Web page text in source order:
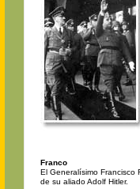
Franco
El Generalísimo Francisco
de su aliado Adolf Hitler.